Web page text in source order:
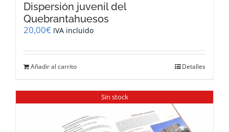
Dispersión juvenil del
Quebrantahuesos
20,00€ IVA incluido
Añadir al carrito Detalles
Sin stock